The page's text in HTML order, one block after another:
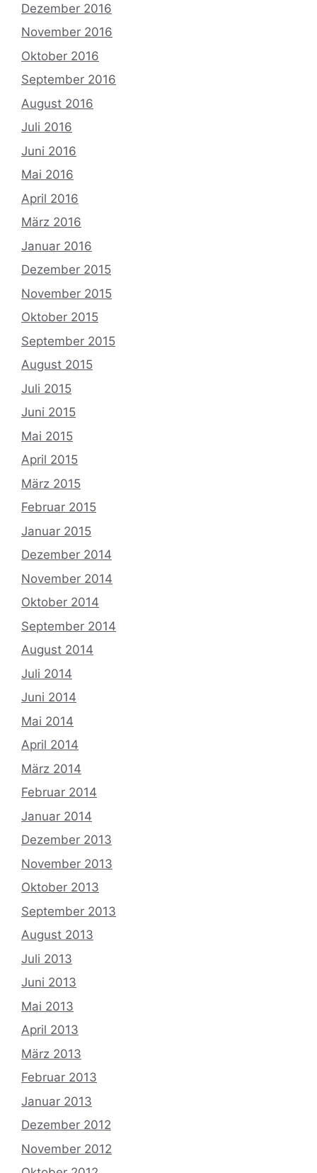
Dezember 2016
November 2016
Oktober 2016
September 2016
August 2016
Juli 2016
Juni 2016
Mai 2016
April 2016
März 2016
Januar 2016
Dezember 2015
November 2015
Oktober 2015
September 2015
August 2015
Juli 2015
Juni 2015
Mai 2015
April 2015
März 2015
Februar 2015
Januar 2015
Dezember 2014
November 2014
Oktober 2014
September 2014
August 2014
Juli 2014
Juni 2014
Mai 2014
April 2014
März 2014
Februar 2014
Januar 2014
Dezember 2013
November 2013
Oktober 2013
September 2013
August 2013
Juli 2013
Juni 2013
Mai 2013
April 2013
März 2013
Februar 2013
Januar 2013
Dezember 2012
November 2012